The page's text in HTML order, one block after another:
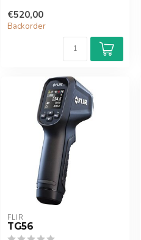
€520,00
Backorder
FLIR
TG56